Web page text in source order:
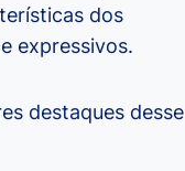
dos
expressivos.
destaques desse